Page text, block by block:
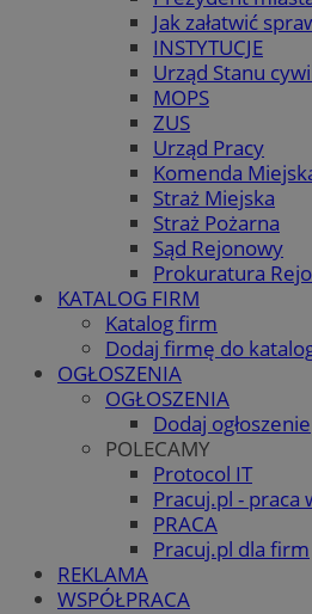
Jak załatwić
INSTYTUCJE
Urząd Stanu
MOPS
ZUS
Urząd Pracy
Komenda
Straż Miejska
Straż Pożarna
Sąd Rejonowy
Prokuratura
KATALOG FIRM
Katalog firm
Dodaj firmę do
OGŁOSZENIA
OGŁOSZENIA
Dodaj ogłoszenie
POLECAMY
Protocol IT
Pracuj.pl - praca
PRACA
Pracuj.pl dla firm
REKLAMA
WSPÓŁPRACA